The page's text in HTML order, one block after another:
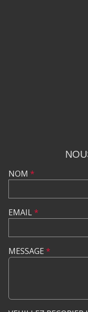
NOM *
EMAIL*
MESSAGE *